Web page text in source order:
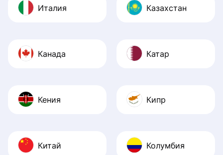
Италия Казахстан
Канада Катар
Кения Кипр
Китай Колумбия